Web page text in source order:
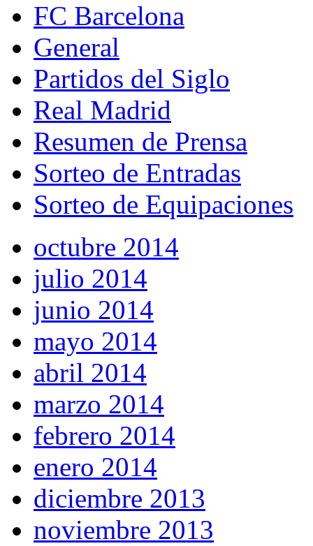
FC Barcelona
General
Partidos del Siglo
Real Madrid
Resumen de Prensa
Sorteo de Entradas
Sorteo de Equipaciones
octubre 2014
julio 2014
junio 2014
mayo 2014
abril 2014
marzo 2014
febrero 2014
enero 2014
diciembre 2013
noviembre 2013